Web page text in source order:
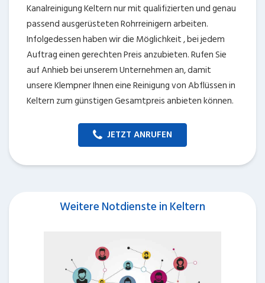
Kanalreinigung Keltern nur mit qualifizierten und genau
passend ausgerüsteten Rohrreinigern arbeiten.
Infolgedessen haben wir die Möglichkeit , bei jedem
Auftrag einen gerechten Preis anzubieten. Rufen Sie
auf Anhieb bei unserem Unternehmen an, damit
unsere Klempner Ihnen eine Reinigung von Abflüssen in
Keltern zum günstigen Gesamtpreis anbieten können.
JETZT ANRUFEN
Weitere Notdienste in Keltern